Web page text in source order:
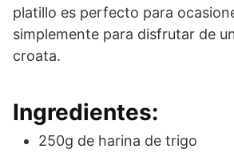
platillo es perfecto para
simplemente para disfrutar de
croata.
Ingredientes:
250g de harina de trigo